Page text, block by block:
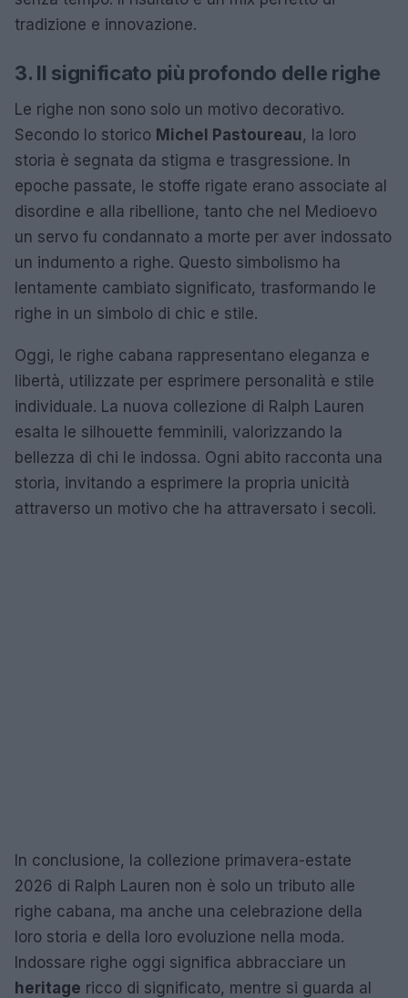
tradizione e innovazione.
3. Il significato più profondo delle righe
Le righe non sono solo un motivo decorativo.
Secondo lo storico Michel Pastoureau, la loro
storia è segnata da stigma e trasgressione. In
epoche passate, le stoffe rigate erano associate al
disordine e alla ribellione, tanto che nel Medioevo
un servo fu condannato a morte per aver indossato
un indumento a righe. Questo simbolismo ha
lentamente cambiato significato, trasformando le
righe in un simbolo di chic e stile.
Oggi, le righe cabana rappresentano eleganza e
libertà, utilizzate per esprimere personalità e stile
individuale. La nuova collezione di Ralph Lauren
esalta le silhouette femminili, valorizzando la
bellezza di chi le indossa. Ogni abito racconta una
storia, invitando a esprimere la propria unicità
attraverso un motivo che ha attraversato i secoli.
In conclusione, la collezione primavera-estate
2026 di Ralph Lauren non è solo un tributo alle
righe cabana, ma anche una celebrazione della
loro storia e della loro evoluzione nella moda.
Indossare righe oggi significa abbracciare un
heritage ricco di significato, mentre si guarda al